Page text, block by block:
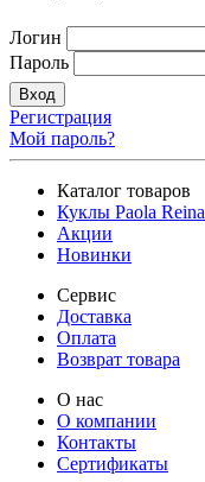
Логин
Пароль
Вход
Регистрация
Мой пароль?
Каталог товаров
Куклы Paola Reina
Акции
Новинки
Сервис
Доставка
Оплата
Возврат товара
О нас
О компании
Контакты
Сертификаты